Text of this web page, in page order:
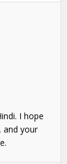
I hope
and your